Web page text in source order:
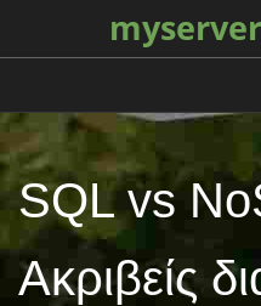
SQL vs
Ακριβείς